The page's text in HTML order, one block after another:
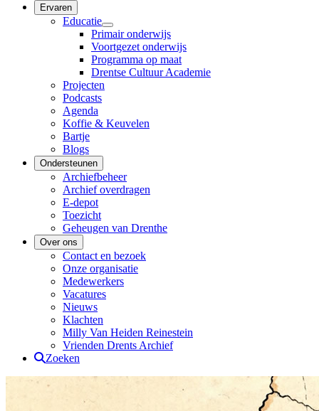
Ervaren
Educatie
Primair onderwijs
Voortgezet onderwijs
Programma op maat
Drentse Cultuur Academie
Projecten
Podcasts
Agenda
Koffie & Keuvelen
Bartje
Blogs
Ondersteunen
Archiefbeheer
Archief overdragen
E-depot
Toezicht
Geheugen van Drenthe
Over ons
Contact en bezoek
Onze organisatie
Medewerkers
Vacatures
Nieuws
Klachten
Milly Van Heiden Reinestein
Vrienden Drents Archief
Zoeken
Drents Archief